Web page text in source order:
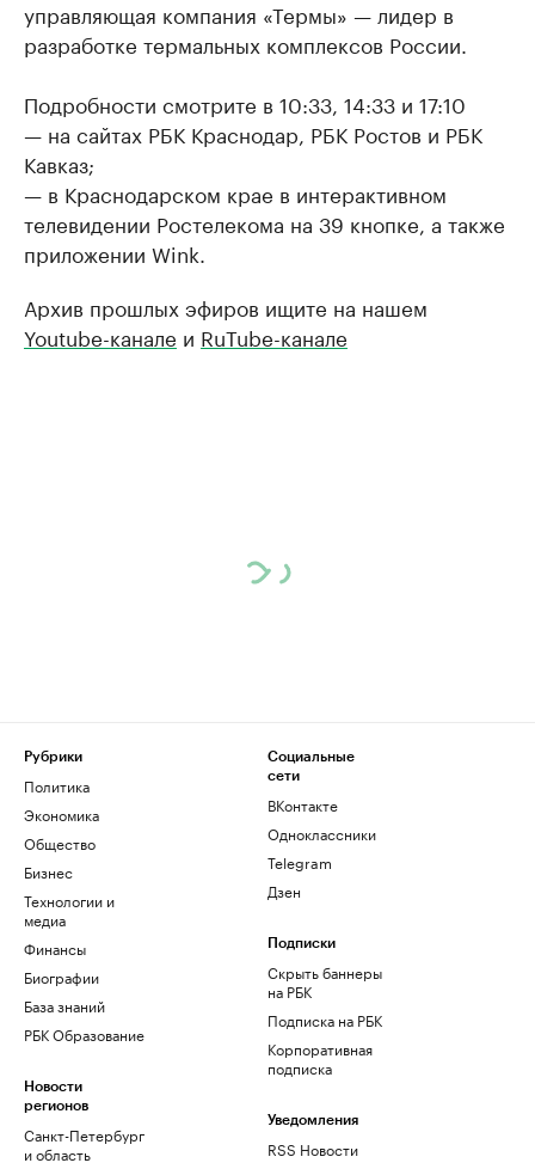
управляющая компания «Термы» — лидер в
разработке термальных комплексов России.
Подробности смотрите в 10:33, 14:33 и 17:10
— на сайтах РБК Краснодар, РБК Ростов и РБК
Кавказ;
— в Краснодарском крае в интерактивном
телевидении Ростелекома на 39 кнопке, а также
приложении Wink.
Архив прошлых эфиров ищите на нашем
Youtube-канале и RuTube-канале
Рубрики
Политика
Экономика
Общество
Бизнес
Технологии и
медиа
Финансы
Биографии
База знаний
РБК Образование
Новости
регионов
Санкт-Петербург
и область
Социальные
сети
ВКонтакте
Одноклассники
Telegram
Дзен
Подписки
Скрыть баннеры
на РБК
Подписка на РБК
Корпоративная
подписка
Уведомления
RSS Новости